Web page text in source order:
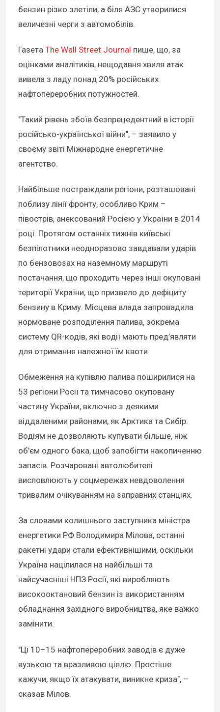
бензин різко злетіли, а біля АЗС утворилися
величезні черги з автомобілів.
Газета The Wall Street Journal пише, що, за
оцінками аналітиків, нещодавня хвиля атак
вивела з ладу понад 20% російських
нафтопереробних потужностей.
"Такий рівень збоїв безпрецедентний в історії
російсько-української війни", – заявило у
своєму звіті Міжнародне енергетичне
агентство.
Найбільше постраждали регіони, розташовані
поблизу лінії фронту, особливо Крим –
півострів, анексований Росією у України в 2014
році. Протягом останніх тижнів київські
безпілотники неодноразово завдавали ударів
по бензовозах на наземному маршруті
постачання, що проходить через інші окуповані
території України, що призвело до дефіциту
бензину в Криму. Місцева влада запровадила
нормоване розподілення палива, зокрема
систему QR-кодів, які водії мають пред’являти
для отримання належної їм квоти.
Обмеження на купівлю палива поширилися на
53 регіони Росії та тимчасово окуповану
частину України, включно з деякими
віддаленими районами, як Арктика та Сибір.
Водіям не дозволяють купувати більше, ніж
об’єм одного бака, щоб запобігти накопиченню
запасів. Розчаровані автолюбителі
висловлюють у соцмережах невдоволення
тривалим очікуванням на заправних станціях.
За словами колишнього заступника міністра
енергетики РФ Володимира Мілова, останні
ракетні удари стали ефективнішими, оскільки
Україна націлилася на найбільші та
найсучасніші НПЗ Росії, які виробляють
високооктановий бензин із використанням
обладнання західного виробництва, яке важко
замінити.
"Ці 10–15 нафтопереробних заводів є дуже
вузькою та вразливою ціллю. Простіше
кажучи, якщо їх атакувати, виникне криза", –
сказав Мілов.